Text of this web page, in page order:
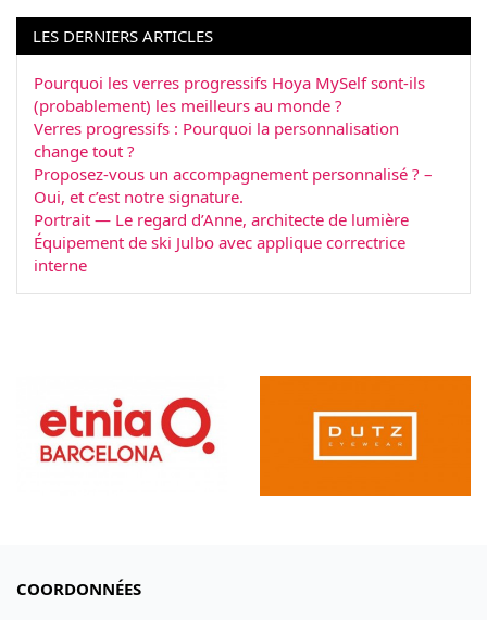
LES DERNIERS ARTICLES
Pourquoi les verres progressifs Hoya MySelf sont-ils
(probablement) les meilleurs au monde ?
Verres progressifs : Pourquoi la personnalisation
change tout ?
Proposez-vous un accompagnement personnalisé ? –
Oui, et c’est notre signature.
Portrait — Le regard d’Anne, architecte de lumière
Équipement de ski Julbo avec applique correctrice
interne
COORDONNÉES